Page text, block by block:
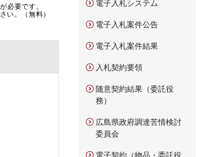
必要です。
。（無料）
電子入札システム
電子入札案件公告
電子入札案件結果
入札契約要領
随意契約結果（委託役
務）
広島県政府調達苦情検討
委員会